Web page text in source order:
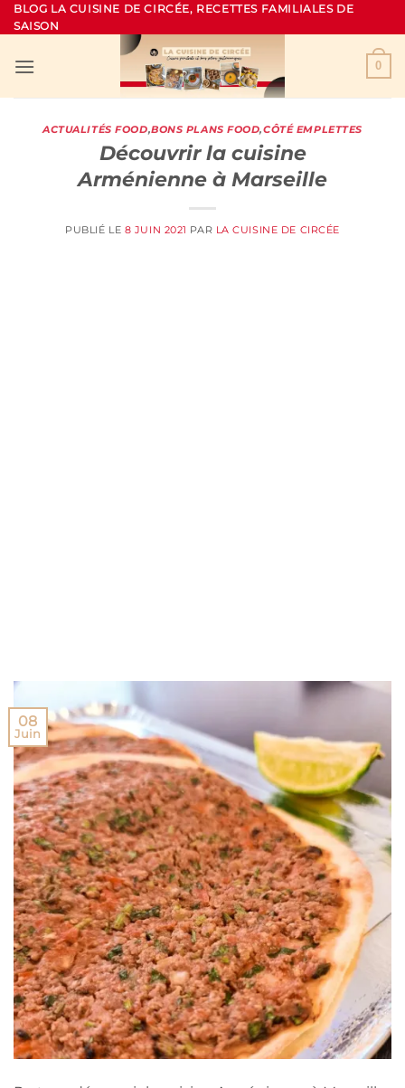
Passer
au
BLOG LA CUISINE DE CIRCÉE, RECETTES FAMILIALES DE
SAISON
0
ACTUALITÉS FOOD,BONS PLANS FOOD,CÔTÉ EMPLETTES
Découvrir la cuisine
Arménienne à Marseille
PUBLIÉ LE 8 JUIN 2021 PAR LA CUISINE DE CIRCÉE
08
Juin